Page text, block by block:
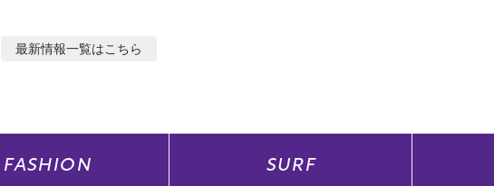
最新情報一覧はこちら
FASHION SURF